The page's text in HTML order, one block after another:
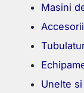
Masini
Unelte